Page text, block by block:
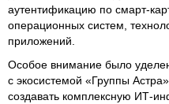
аутентификацию по смарт-
операционных систем,
приложений.
Особое внимание было
с экосистемой «Группы
создавать комплексную ИТ-